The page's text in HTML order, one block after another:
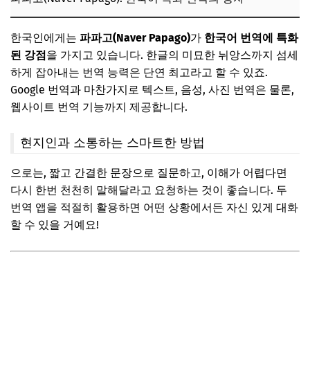
한국인에게는 파파고(Naver Papago)가 한국어 번역에 특화
된 강점을 가지고 있습니다. 한글의 미묘한 뉘앙스까지 섬세
하게 잡아내는 번역 능력은 단연 최고라고 할 수 있죠.
Google 번역과 마찬가지로 텍스트, 음성, 사진 번역은 물론,
웹사이트 번역 기능까지 제공합니다.
현지인과 소통하는 스마트한 방법
으로는, 짧고 간결한 문장으로 질문하고, 이해가 어렵다면
다시 한번 천천히 말해달라고 요청하는 것이 좋습니다. 두
번역 앱을 적절히 활용하면 어떤 상황에서든 자신 있게 대화
할 수 있을 거예요!